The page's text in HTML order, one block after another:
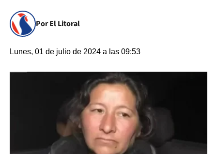
Por El Litoral
Lunes, 01 de julio de 2024 a las 09:53